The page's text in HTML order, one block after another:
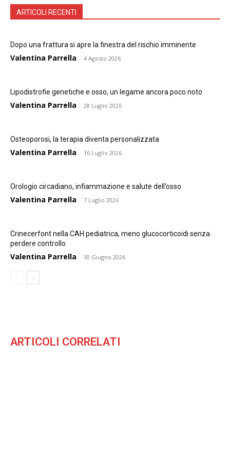
ARTICOLI RECENTI
Dopo una frattura si apre la finestra del rischio imminente
Valentina Parrella - 4 Agosto 2026
Lipodistrofie genetiche e osso, un legame ancora poco noto
Valentina Parrella - 28 Luglio 2026
Osteoporosi, la terapia diventa personalizzata
Valentina Parrella - 16 Luglio 2026
Orologio circadiano, infiammazione e salute dell’osso
Valentina Parrella - 7 Luglio 2026
Crinecerfont nella CAH pediatrica, meno glucocorticoidi senza
perdere controllo
Valentina Parrella - 30 Giugno 2026
ARTICOLI CORRELATI